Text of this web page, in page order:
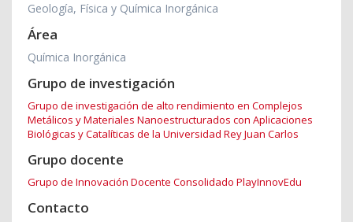
Geología, Física y Química Inorgánica
Área
Química Inorgánica
Grupo de investigación
Grupo de investigación de alto rendimiento en Complejos
Metálicos y Materiales Nanoestructurados con Aplicaciones
Biológicas y Catalíticas de la Universidad Rey Juan Carlos
Grupo docente
Grupo de Innovación Docente Consolidado PlayInnovEdu
Contacto